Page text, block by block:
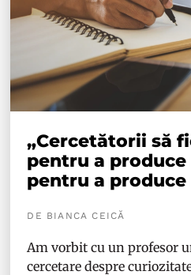
„Cercetătorii să
pentru a
pentru a
DE BIANCA CEICĂ
Am vorbit cu un profesor
cercetare despre